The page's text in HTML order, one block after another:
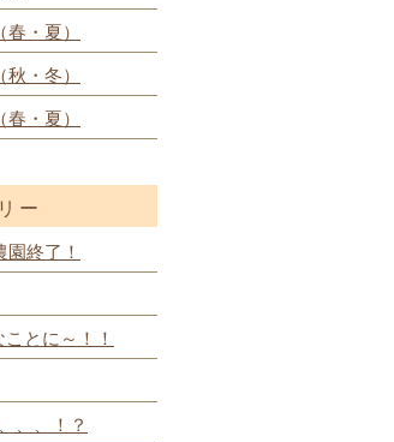
・夏）
・冬）
・夏）
ー
終了！
とに～！！
、、！？